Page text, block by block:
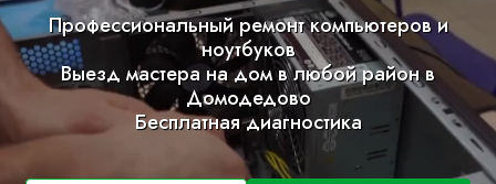
Профессиональный ремонт компьютеров и
ноутбуков
Выезд мастера на дом в любой район в
Домодедово
Бесплатная диагностика